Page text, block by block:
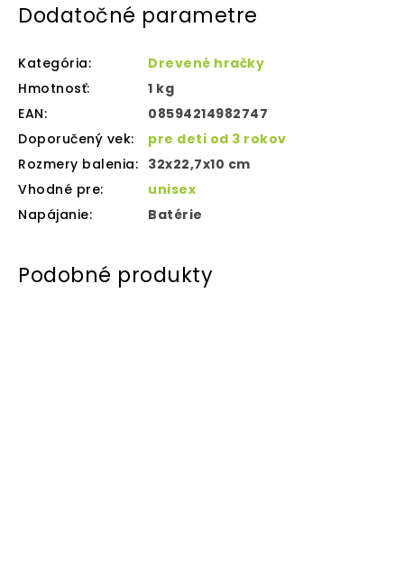
Dodatočné parametre
Kategória:
Drevené hračky
Hmotnosť:
1 kg
EAN:
08594214982747
Doporučený vek:
pre deti od 3 rokov
Rozmery balenia: 32x22,7x10 cm
Vhodné pre:
unisex
Napájanie: Batérie